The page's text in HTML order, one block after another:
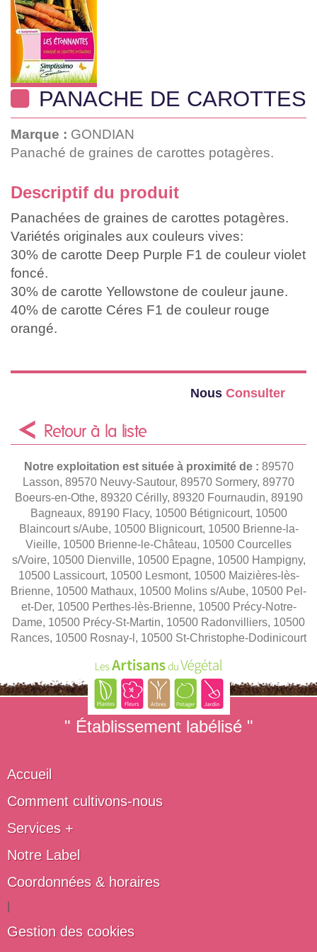
PANACHE DE CAROTTES
Marque : GONDIAN
Panaché de graines de carottes potagères.
Descriptif du produit
Panachées de graines de carottes potagères.
Variétés originales aux couleurs vives:
30% de carotte Deep Purple F1 de couleur violet
foncé.
30% de carotte Yellowstone de couleur jaune.
40% de carotte Céres F1 de couleur rouge
orangé.
Nous Consulter
Retour à la liste
Notre exploitation est située à proximité de : 89570
Lasson, 89570 Neuvy-Sautour, 89570 Sormery, 89770
Boeurs-en-Othe, 89320 Cérilly, 89320 Fournaudin, 89190
Bagneaux, 89190 Flacy, 10500 Bétignicourt, 10500
Blaincourt s/Aube, 10500 Blignicourt, 10500 Brienne-la-
Vieille, 10500 Brienne-le-Château, 10500 Courcelles
s/Voire, 10500 Dienville, 10500 Epagne, 10500 Hampigny,
10500 Lassicourt, 10500 Lesmont, 10500 Maizières-lès-
Brienne, 10500 Mathaux, 10500 Molins s/Aube, 10500 Pel-
et-Der, 10500 Perthes-lès-Brienne, 10500 Précy-Notre-
Dame, 10500 Précy-St-Martin, 10500 Radonvilliers, 10500
Rances, 10500 Rosnay-l, 10500 St-Christophe-Dodinicourt
" Établissement labélisé "
Accueil
Comment cultivons-nous
Services +
Notre Label
Coordonnées & horaires
Gestion des cookies